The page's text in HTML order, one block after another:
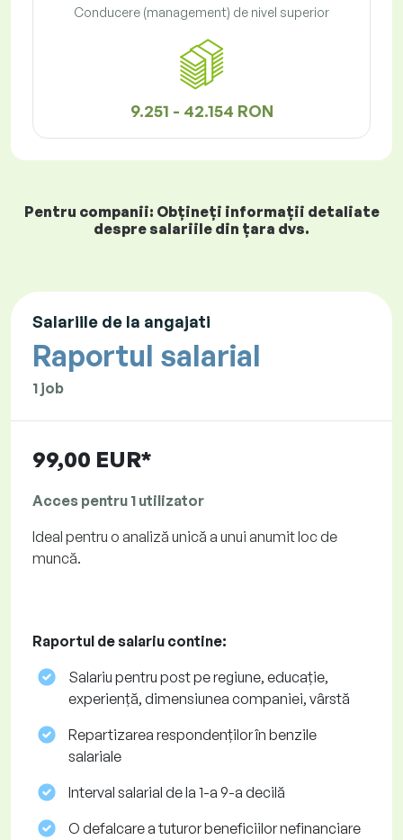
Conducere (management) de nivel superior
9.251 - 42.154 RON
Pentru companii: Obțineți informații detaliate
despre salariile din țara dvs.
Salariile de la angajati
Raportul salarial
1 job
99,00 EUR*
Acces pentru 1 utilizator
Ideal pentru o analiză unică a unui anumit loc de
muncă.
Raportul de salariu contine:
Salariu pentru post pe regiune, educație,
experiență, dimensiunea companiei, vârstă
Repartizarea respondenților în benzile
salariale
Interval salarial de la 1-a 9-a decilă
O defalcare a tuturor beneficiilor nefinanciare